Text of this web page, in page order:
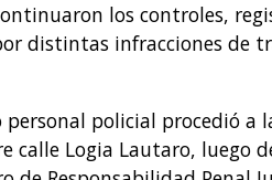
los controles,
distintas infracciones de
policial procedió a
calle Logia Lautaro, luego